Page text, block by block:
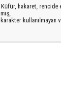
Küfür, hakaret, rencide
kullanılmayan